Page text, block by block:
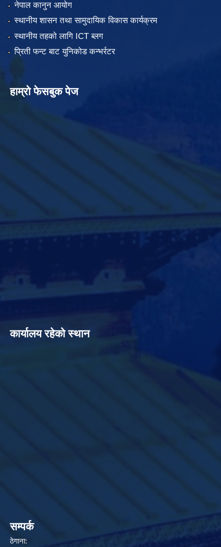
नेपाल कानुन आयोग
स्थानीय शासन तथा सामुदायिक विकास कार्यक्रम
स्थानीय तहको लागि ICT ब्लग
प्रिती फन्ट बाट युनिकोड कन्भर्रटर
हाम्रो फेसबुक पेज
कार्यालय रहेको स्थान
सम्पर्क
ठेगाना: